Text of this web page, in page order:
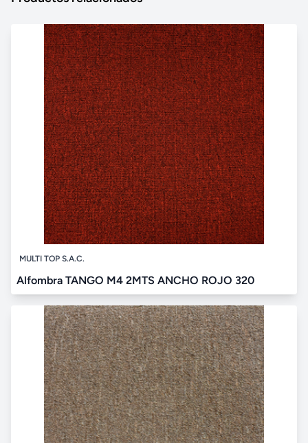
MULTI TOP S.A.C.
Alfombra TANGO M4 2MTS ANCHO ROJO 320